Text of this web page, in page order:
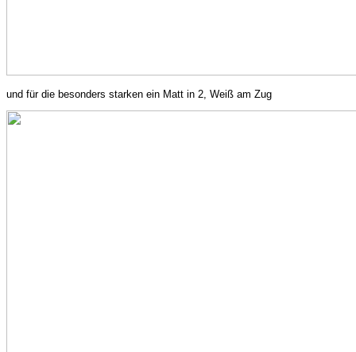
und für die besonders starken ein Matt in 2, Weiß am Zug